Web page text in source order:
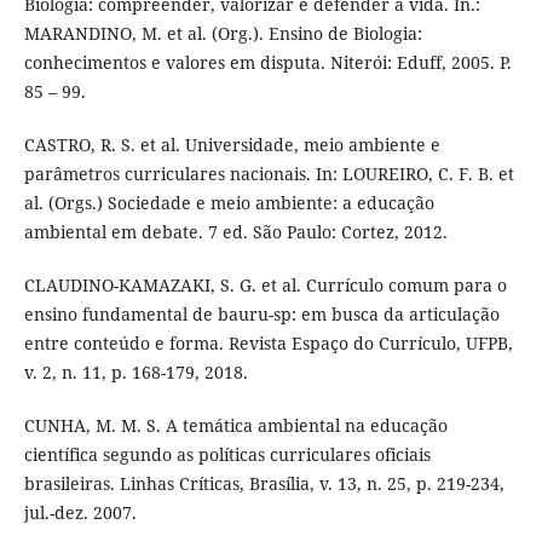
MARANDINO, M. et al. (Org.). Ensino de Biologia:
conhecimentos e valores em disputa. Niterói: Eduff, 2005. P.
85 – 99.
CASTRO, R. S. et al. Universidade, meio ambiente e
parâmetros curriculares nacionais. In: LOUREIRO, C. F. B. et
al. (Orgs.) Sociedade e meio ambiente: a educação
ambiental em debate. 7 ed. São Paulo: Cortez, 2012.
CLAUDINO-KAMAZAKI, S. G. et al. Currículo comum para o
ensino fundamental de bauru-sp: em busca da articulação
entre conteúdo e forma. Revista Espaço do Currículo, UFPB,
v. 2, n. 11, p. 168-179, 2018.
CUNHA, M. M. S. A temática ambiental na educação
científica segundo as políticas curriculares oficiais
brasileiras. Linhas Críticas, Brasília, v. 13, n. 25, p. 219-234,
jul.-dez. 2007.